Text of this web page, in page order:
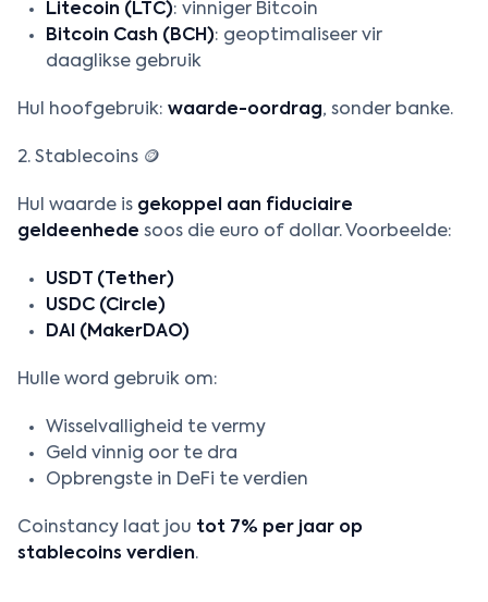
Litecoin (LTC): vinniger Bitcoin
Bitcoin Cash (BCH): geoptimaliseer vir
daaglikse gebruik
Hul hoofgebruik: waarde-oordrag, sonder banke.
2. Stablecoins 🪙
Hul waarde is gekoppel aan fiduciaire
geldeenhede soos die euro of dollar. Voorbeelde:
USDT (Tether)
USDC (Circle)
DAI (MakerDAO)
Hulle word gebruik om:
Wisselvalligheid te vermy
Geld vinnig oor te dra
Opbrengste in DeFi te verdien
Coinstancy laat jou tot 7% per jaar op
stablecoins verdien.